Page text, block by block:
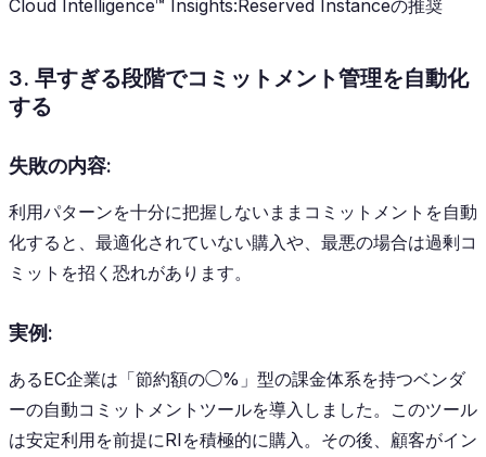
Cloud Intelligence™ Insights:Reserved Instanceの推奨
3. 早すぎる段階でコミットメント管理を自動化
する
失敗の内容:
利用パターンを十分に把握しないままコミットメントを自動
化すると、最適化されていない購入や、最悪の場合は過剰コ
ミットを招く恐れがあります。
実例:
あるEC企業は「節約額の◯%」型の課金体系を持つベンダ
ーの自動コミットメントツールを導入しました。このツール
は安定利用を前提にRIを積極的に購入。その後、顧客がイン